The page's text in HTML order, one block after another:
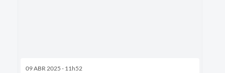
09 ABR 2025 - 11h52